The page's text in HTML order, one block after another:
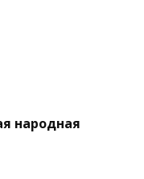
народная